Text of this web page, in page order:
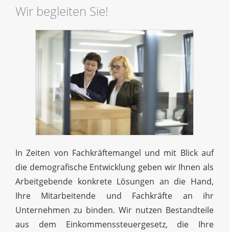
Wir begleiten Sie!
In Zeiten von Fachkräftemangel und mit Blick auf
die demografische Entwicklung geben wir Ihnen als
Arbeitgebende konkrete Lösungen an die Hand,
Ihre Mitarbeitende und Fachkräfte an ihr
Unternehmen zu binden. Wir nutzen Bestandteile
aus dem Einkommenssteuergesetz, die Ihre